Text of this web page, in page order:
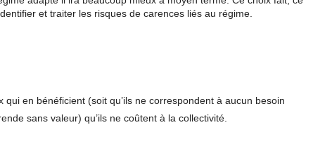
et traiter les risques de carences liés au régime.
en bénéficient (soit qu’ils ne correspondent à aucun besoin
sans valeur) qu’ils ne coûtent à la collectivité.